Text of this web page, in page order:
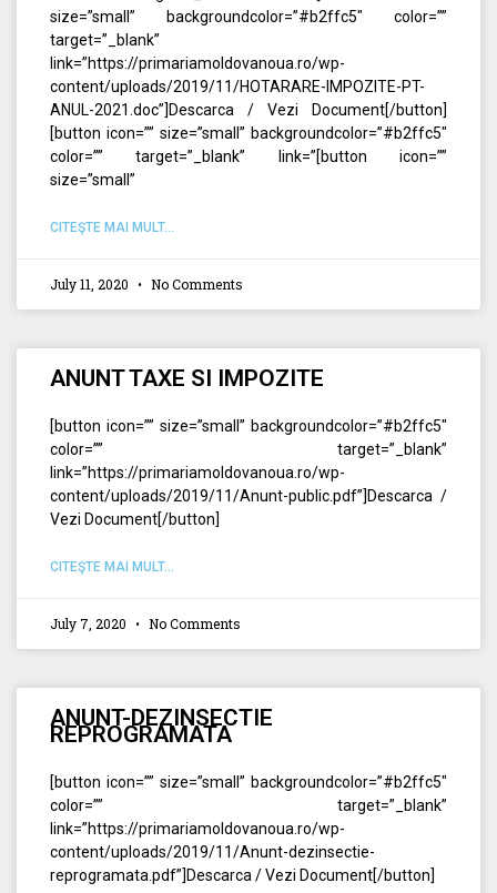
size=”small” backgroundcolor=”#b2ffc5″ color=””
target=”_blank”
link=”https://primariamoldovanoua.ro/wp-
content/uploads/2019/11/HOTARARE-IMPOZITE-PT-
ANUL-2021.doc”]Descarca / Vezi Document[/button]
[button icon=”” size=”small” backgroundcolor=”#b2ffc5″
color=”” target=”_blank” link=”[button icon=””
size=”small”
CITEŞTE MAI MULT...
July 11, 2020 No Comments
ANUNT TAXE SI IMPOZITE
[button icon=”” size=”small” backgroundcolor=”#b2ffc5″
color=”” target=”_blank”
link=”https://primariamoldovanoua.ro/wp-
content/uploads/2019/11/Anunt-public.pdf”]Descarca /
Vezi Document[/button]
CITEŞTE MAI MULT...
July 7, 2020 No Comments
ANUNT-DEZINSECTIE
REPROGRAMATA
[button icon=”” size=”small” backgroundcolor=”#b2ffc5″
color=”” target=”_blank”
link=”https://primariamoldovanoua.ro/wp-
content/uploads/2019/11/Anunt-dezinsectie-
reprogramata.pdf”]Descarca / Vezi Document[/button]